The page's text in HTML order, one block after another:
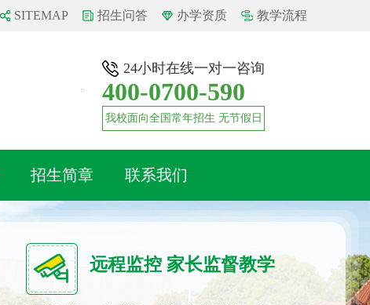
SITEMAP 招生问答 办学资质 教学流程
24小时在线一对一咨询
400-0700-590
我校面向全国常年招生 无节假日
招生简章 联系我们
远程监控 家长监督教学